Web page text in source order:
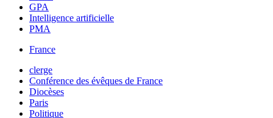
GPA
Intelligence artificielle
PMA
France
clerge
Conférence des évêques de France
Diocèses
Paris
Politique